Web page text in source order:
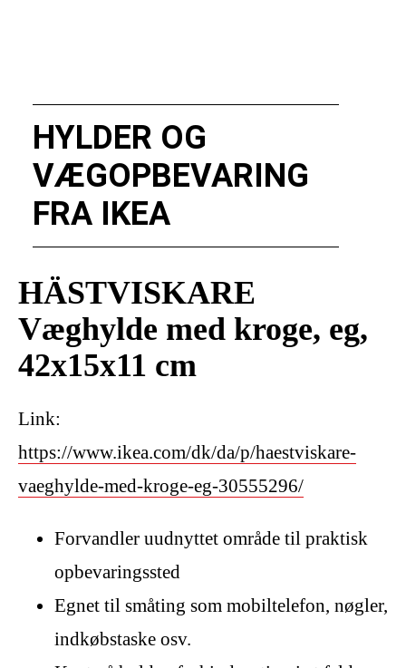
HYLDER OG
VÆGOPBEVARING
FRA IKEA
HÄSTVISKARE
Væghylde med kroge, eg,
42x15x11 cm
Link:
https://www.ikea.com/dk/da/p/haestviskare-
vaeghylde-med-kroge-eg-30555296/
Forvandler uudnyttet område til praktisk
opbevaringssted
Egnet til småting som mobiltelefon, nøgler,
indkøbstaske osv.